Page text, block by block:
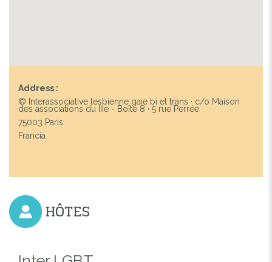
Address :
© Interassociative lesbienne gaie bi et trans · c/o Maison
des associations du IIIe - Boîte 8 · 5 rue Perrée
75003 Paris
Francia
HÔTES